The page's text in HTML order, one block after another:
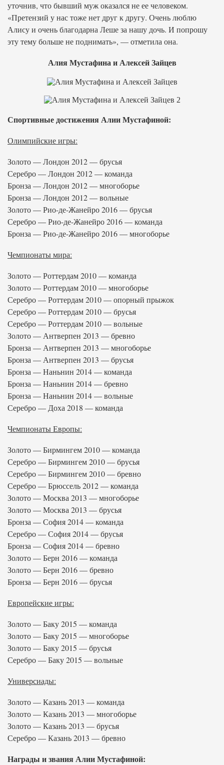
уточнив, что бывший муж оказался не ее человеком.
«Претензий у нас тоже нет друг к другу. Очень люблю
Алису и очень благодарна Леше за нашу дочь. И попрошу
эту тему больше не поднимать», — отметила она.
Алия Мустафина и Алексей Зайцев
Спортивные достижения Алии Мустафиной:
Олимпийские игры:
Золото — Лондон 2012 — брусья
Серебро — Лондон 2012 — команда
Бронза — Лондон 2012 — многоборье
Бронза — Лондон 2012 — вольные
Золото — Рио-де-Жанейро 2016 — брусья
Серебро — Рио-де-Жанейро 2016 — команда
Бронза — Рио-де-Жанейро 2016 — многоборье
Чемпионаты мира:
Золото — Роттердам 2010 — команда
Золото — Роттердам 2010 — многоборье
Серебро — Роттердам 2010 — опорный прыжок
Серебро — Роттердам 2010 — брусья
Серебро — Роттердам 2010 — вольные
Золото — Антверпен 2013 — бревно
Бронза — Антверпен 2013 — многоборье
Бронза — Антверпен 2013 — брусья
Бронза — Наньнин 2014 — команда
Бронза — Наньнин 2014 — бревно
Бронза — Наньнин 2014 — вольные
Серебро — Доха 2018 — команда
Чемпионаты Европы:
Золото — Бирмингем 2010 — команда
Серебро — Бирмингем 2010 — брусья
Серебро — Бирмингем 2010 — бревно
Серебро — Брюссель 2012 — команда
Золото — Москва 2013 — многоборье
Золото — Москва 2013 — брусья
Бронза — София 2014 — команда
Серебро — София 2014 — брусья
Бронза — София 2014 — бревно
Золото — Берн 2016 — команда
Золото — Берн 2016 — бревно
Бронза — Берн 2016 — брусья
Европейские игры:
Золото — Баку 2015 — команда
Золото — Баку 2015 — многоборье
Золото — Баку 2015 — брусья
Серебро — Баку 2015 — вольные
Универсиады:
Золото — Казань 2013 — команда
Золото — Казань 2013 — многоборье
Золото — Казань 2013 — брусья
Серебро — Казань 2013 — бревно
Награды и звания Алии Мустафиной: